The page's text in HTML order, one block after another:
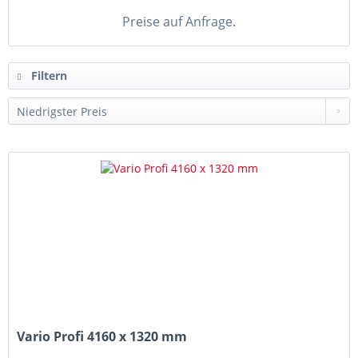
Preise auf Anfrage.
Filtern
Vario Profi 4160 x 1320 mm